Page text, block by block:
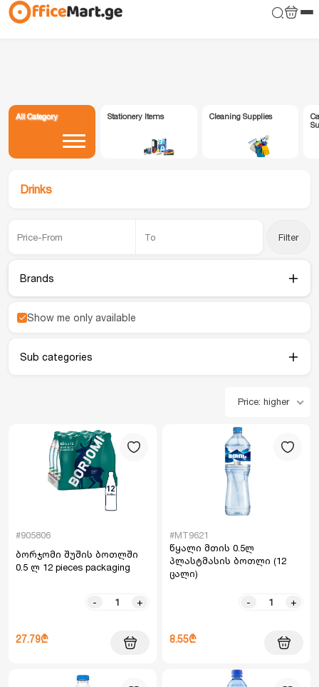
All Category Stationery Items Cleaning Supplies
Drinks
Filter
Brands
Show me only available
Sub categories
Price: higher
#905806
ბორჯომი შუშის ბოთლში
0.5 ლ 12 pieces packaging
- +
27.79₾
#MT9621
წყალი მთის 0.5ლ
პლასტმასის ბოთლი (12
ცალი)
- +
8.55₾